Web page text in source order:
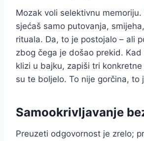
Mozak voli selektivnu
sjećaš samo putovanja,
rituala. Da, to je postojalo – ali
zbog čega je došao prekid.
klizi u bajku, zapiši tri
su te boljelo. To nije gorčina, to
Samookrivljavanje
Preuzeti odgovornost je zrelo;